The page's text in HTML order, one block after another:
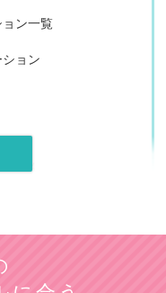
ン一覧
ョン
しん
ン